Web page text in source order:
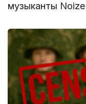
музыканты